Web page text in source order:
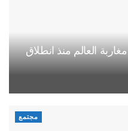
من مغاربة العالم منذ انطلاق
مجتمع